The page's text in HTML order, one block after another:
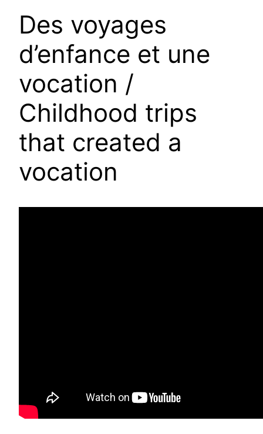
Des voyages
d’enfance et une
vocation /
Childhood trips
that created a
vocation